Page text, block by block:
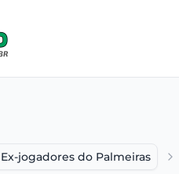
Ex-jogadores do Palmeiras